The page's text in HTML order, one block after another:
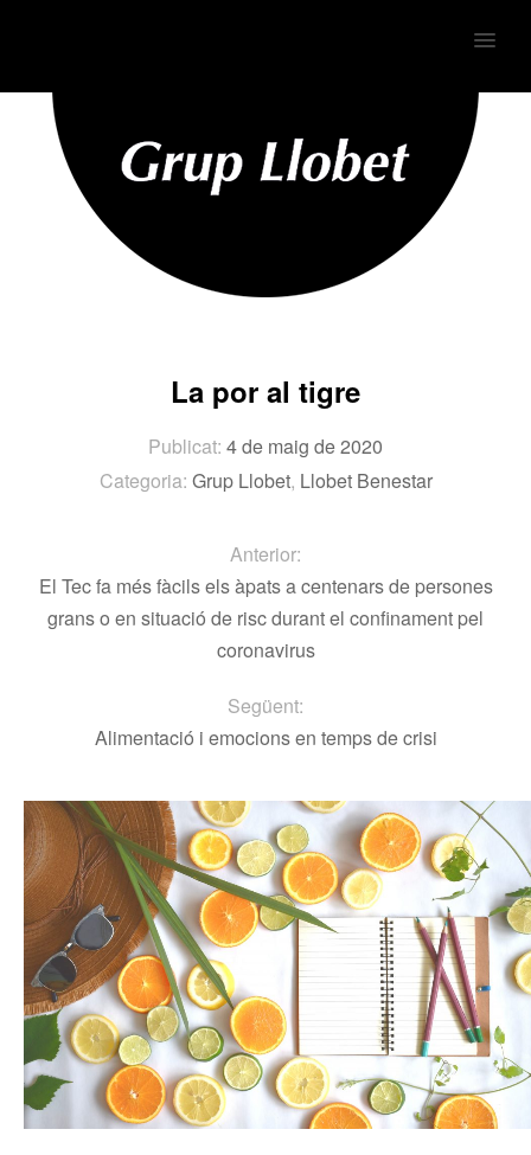
MENU
La por al tigre
Publicat: 4 de maig de 2020
Categoria: Grup Llobet, Llobet Benestar
Anterior:
El Tec fa més fàcils els àpats a centenars de persones
grans o en situació de risc durant el confinament pel
coronavirus
Següent:
Alimentació i emocions en temps de crisi